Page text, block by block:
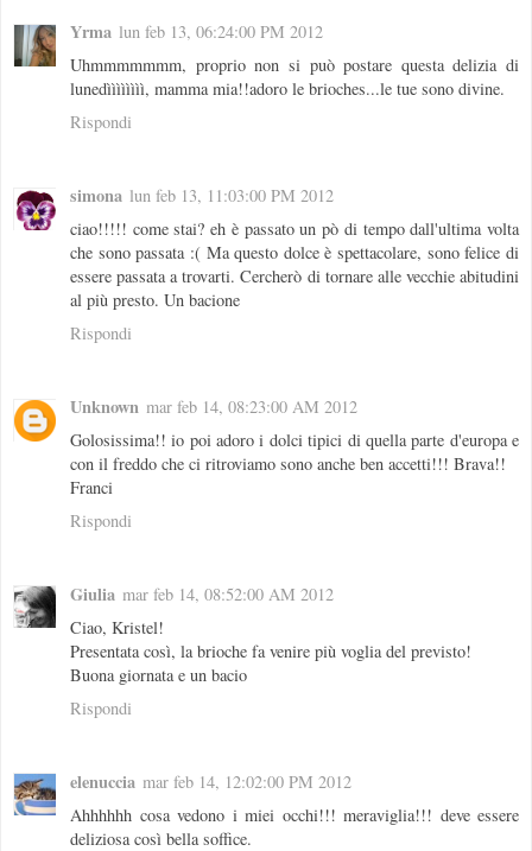
Yrma lun feb 13, 06:24:00 PM 2012
Uhmmmmmmm, proprio non si può postare questa delizia di
lunedìììììììì, mamma mia!!adoro le brioches...le tue sono divine.
Rispondi
simona lun feb 13, 11:03:00 PM 2012
ciao!!!!! come stai? eh è passato un pò di tempo dall'ultima volta
che sono passata :( Ma questo dolce è spettacolare, sono felice di
essere passata a trovarti. Cercherò di tornare alle vecchie abitudini
al più presto. Un bacione
Rispondi
Unknown mar feb 14, 08:23:00 AM 2012
Golosissima!! io poi adoro i dolci tipici di quella parte d'europa e
con il freddo che ci ritroviamo sono anche ben accetti!!! Brava!!
Franci
Rispondi
Giulia mar feb 14, 08:52:00 AM 2012
Ciao, Kristel!
Presentata così, la brioche fa venire più voglia del previsto!
Buona giornata e un bacio
Rispondi
elenuccia mar feb 14, 12:02:00 PM 2012
Ahhhhhh cosa vedono i miei occhi!!! meraviglia!!! deve essere
deliziosa così bella soffice.